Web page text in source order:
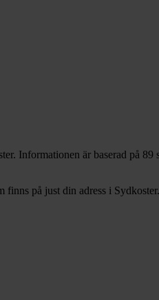
Informationen är baserad på
på just din adress i